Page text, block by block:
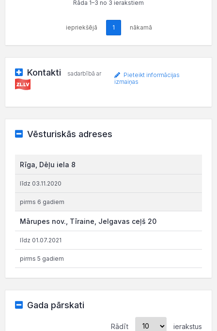
Rāda 1–3 no 3 ierakstiem
iepriekšējā 1 nākamā
Kontakti sadarbībā ar
Pieteikt informācijas
izmaiņas
Vēsturiskās adreses
Rīga, Dēļu iela 8
līdz 03.11.2020
pirms 6 gadiem
Mārupes nov., Tīraine, Jelgavas ceļš 20
līdz 01.07.2021
pirms 5 gadiem
Gada pārskati
Rādīt ierakstus